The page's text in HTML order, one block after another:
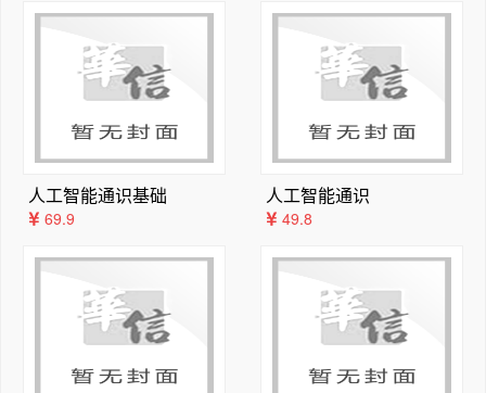
10.5  在SketchUp中输出图像	255
10.6  在Photoshop中后期处理	259
第11章  室内各功能间模型的创建	264
11.1  创建墙体及门窗洞口	265
11.2  客厅模型的创建	268
11.5  儿童房模型的创建	293
11.7  主卧室模型的创建	307
第12章  园林景观模型的创建	317
12.1  实例概述及效果预览	318
12.2  导入SketchUp前的准备工作	318
12.3  导入CAD图纸并进行调整	321
有全书实例的素材和源文件，还包含书中主要实例的视频教
学文件和所需软件以及插件，配套资源可在华信教育资源网
下载（www.hxedu.com.cn），或与作者、编辑QQ联系。
冯燕、荆月鹏、王利、汪琴、刘冰、牛姜、王洪令、李友、
有所帮助，也希望您把对本书的意见和建议告诉我们（邮
箱：448936063@QQ.com   QQ高级群: 15310023）。
书中的疏漏与不足之处，敬请专家和读者批评指正。
2017年6月
人工智能通识基础
69.9
人工智能通识
49.8